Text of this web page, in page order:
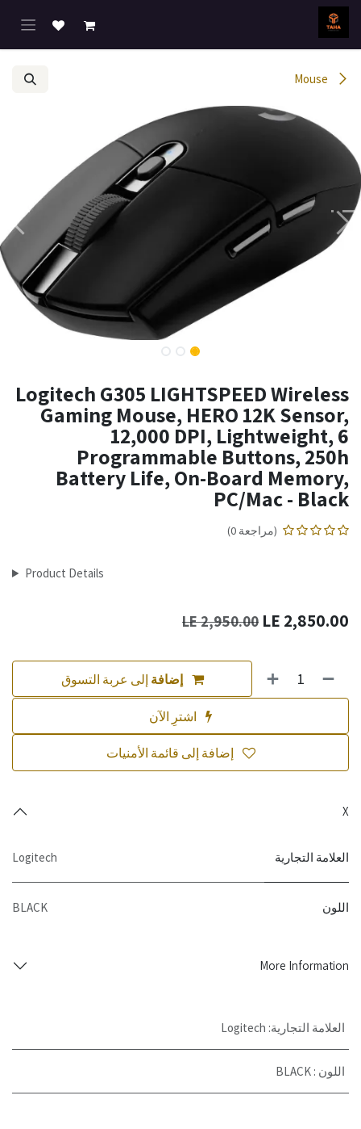
تخطي للذهاب إلى المحتوى
Logitech G305 LIGHTSPEED Wireless
Gaming Mouse, HERO 12K Sensor,
12,000 DPI, Lightweight, 6
Programmable Buttons, 250h
Battery Life, On-Board Memory,
PC/Mac - Black
(مراجعة 0)
Product Details
2,850.00
2,950.00
LE
إضافة إلى عربة التسوق
إضافة إلى قائمة الأمنيات
X
العلامة التجارية Logitech
اللون BLACK
More Information
العلامة التجارية:
Logitech
اللون :
BLACK